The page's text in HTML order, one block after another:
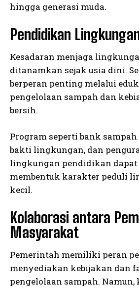
hingga generasi muda.
Pendidikan
Kesadaran menjaga
ditanamkan sejak usia dini.
berperan penting melalui
pengelolaan sampah dan
bersih.
Program seperti bank
bakti lingkungan, dan
lingkungan pendidikan dapat
membentuk karakter peduli
kecil.
Kolaborasi antara
Masyarakat
Pemerintah memiliki peran
menyediakan kebijakan dan
pengelolaan sampah. Namun,